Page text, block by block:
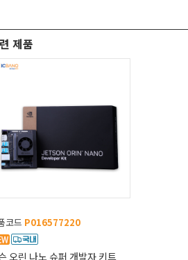
제품
코드 P016577220
오린 나노 슈퍼 개발자 키트